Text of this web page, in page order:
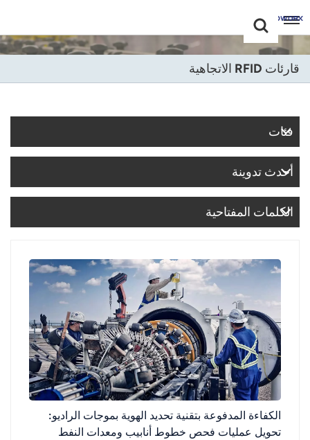
+86 -18681515767
English
Français
Deutsch
Italiano
Português
Nederland
عربي
日语
한국어
Türk
قارئات RFID الاتجاهية
فئات
أحدث تدوينة
الكلمات المفتاحية
الكفاءة المدفوعة بتقنية تحديد الهوية بموجات الراديو:
تحويل عمليات فحص خطوط أنابيب ومعدات النفط